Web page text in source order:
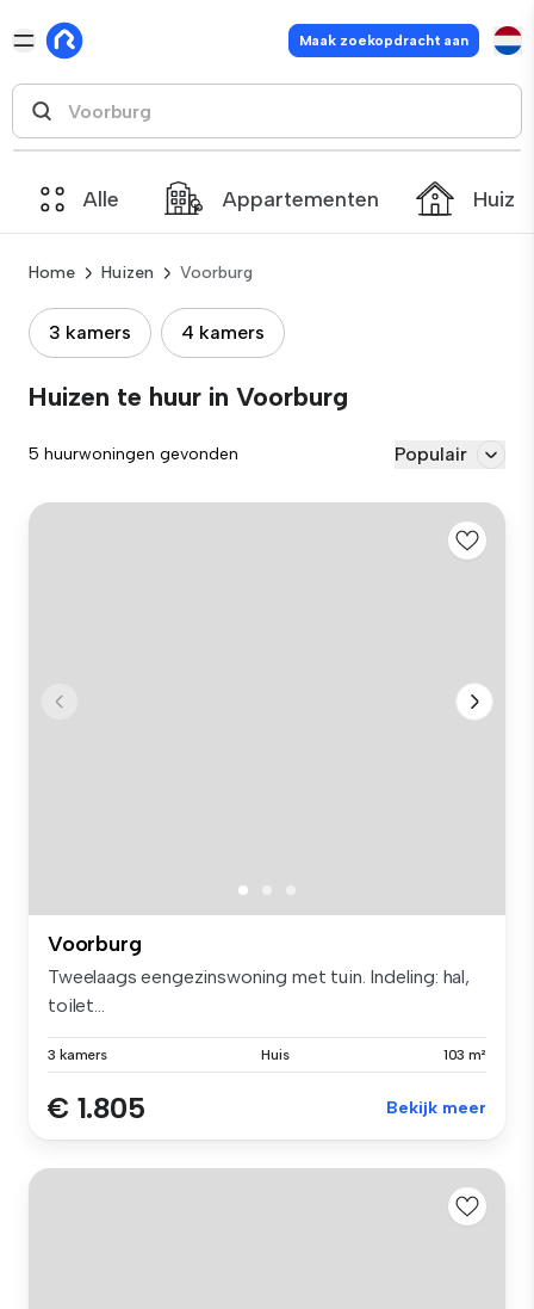
Maak zoekopdracht aan
Alle Appartementen
Home Huizen Voorburg
3 kamers 4 kamers
Huizen te huur in Voorburg
5 huurwoningen gevonden Populair
Voorburg
Tweelaags eengezinswoning met tuin. Indeling: hal,
toilet...
3 kamers Huis 103 m²
€ 1.805 Bekijk meer